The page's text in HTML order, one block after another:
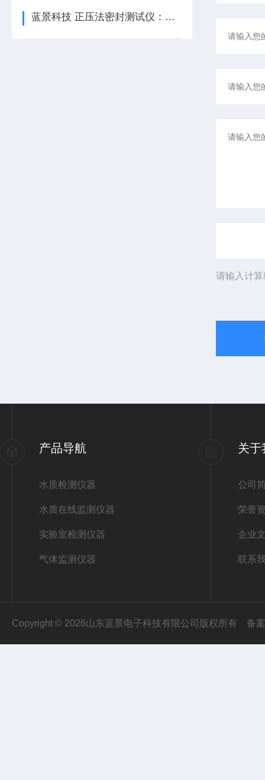
蓝景科技 正压法密封测试仪：技术参数与全行业应用指南
请输入计
产品导航
水质检测仪器
水质在线监测仪器
实验室检测仪器
气体监测仪器
关于
公司
荣誉
企业
联系
Copyright © 2026山东蓝景电子科技有限公司版权所有 备